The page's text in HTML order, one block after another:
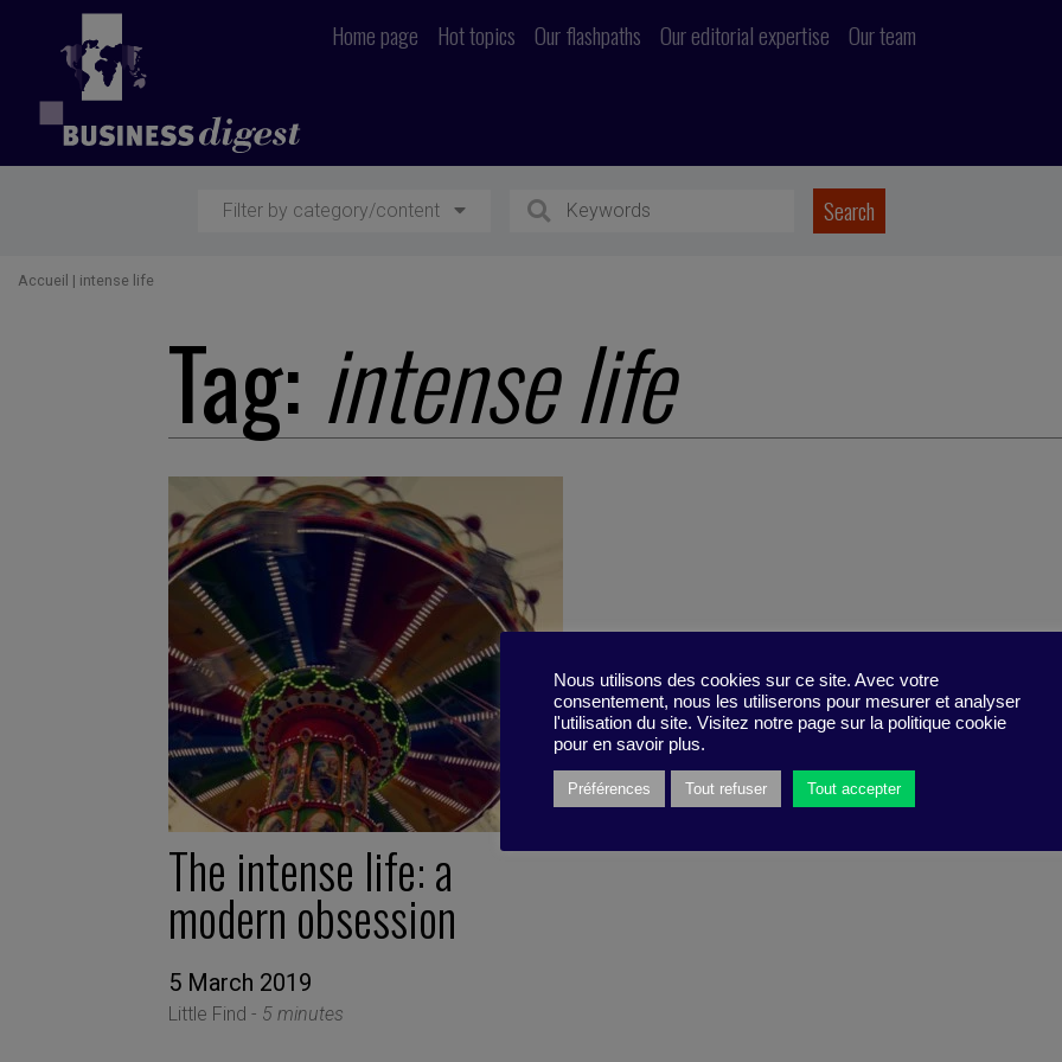
Home page Hot topics Our flashpaths Our editorial expertise Our team
Filter by category/content
Accueil | intense life
Tag: intense life
The intense life: a
modern obsession
5 March 2019
Little Find - 5 minutes
Nous utilisons des cookies sur ce site. Avec votre
consentement, nous les utiliserons pour mesurer et analyser
l'utilisation du site. Visitez notre page sur la politique cookie
pour en savoir plus.
Préférences Tout refuser Tout accepter